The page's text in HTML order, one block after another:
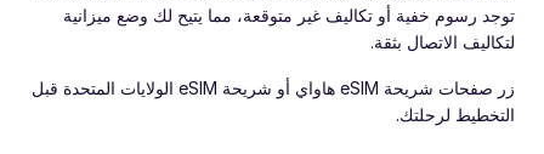
توجد رسوم خفية أو تكاليف غير متوقعة، مما يتيح لك وضع ميزانية
لتكاليف الاتصال بثقة.
زر صفحات شريحة eSIM هاواي أو شريحة eSIM الولايات المتحدة قبل
التخطيط لرحلتك.